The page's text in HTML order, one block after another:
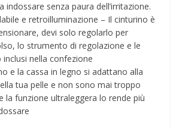
indossare senza paura dell’irritazione.
e retroilluminazione – Il cinturino è
devi solo regolarlo per
lo strumento di regolazione e le
nella confezione
e la cassa in legno si adattano alla
tua pelle e non sono mai troppo
la funzione ultraleggera lo rende più